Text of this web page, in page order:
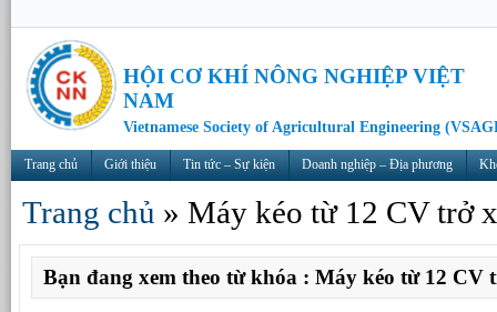
HỘI CƠ KHÍ NÔNG NGHIỆP VIỆT
NAM
Vietnamese Society of Agricultural Engineering
Trang chủ Giới thiệu Tin tức – Sự kiện Doanh nghiệp – Địa phương
Trang chủ » Máy kéo từ 12 CV trở
Bạn đang xem theo từ khóa : Máy kéo từ 12 CV